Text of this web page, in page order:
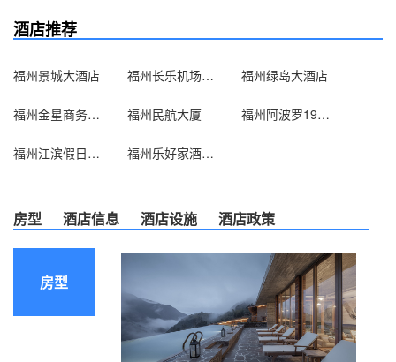
酒店推荐
福州景城大酒店 福州长乐机场海滨酒店 福州绿岛大酒店
福州金星商务酒店 福州民航大厦 福州阿波罗19楼温馨雅居
福州江滨假日大酒店 福州乐好家酒店公寓
房型 酒店信息 酒店设施 酒店政策
房型